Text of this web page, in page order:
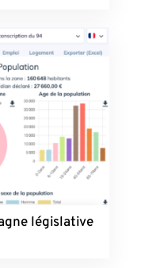
législative